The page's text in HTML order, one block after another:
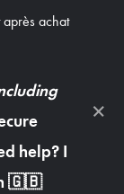
achat
help? I
🇬🇧
×